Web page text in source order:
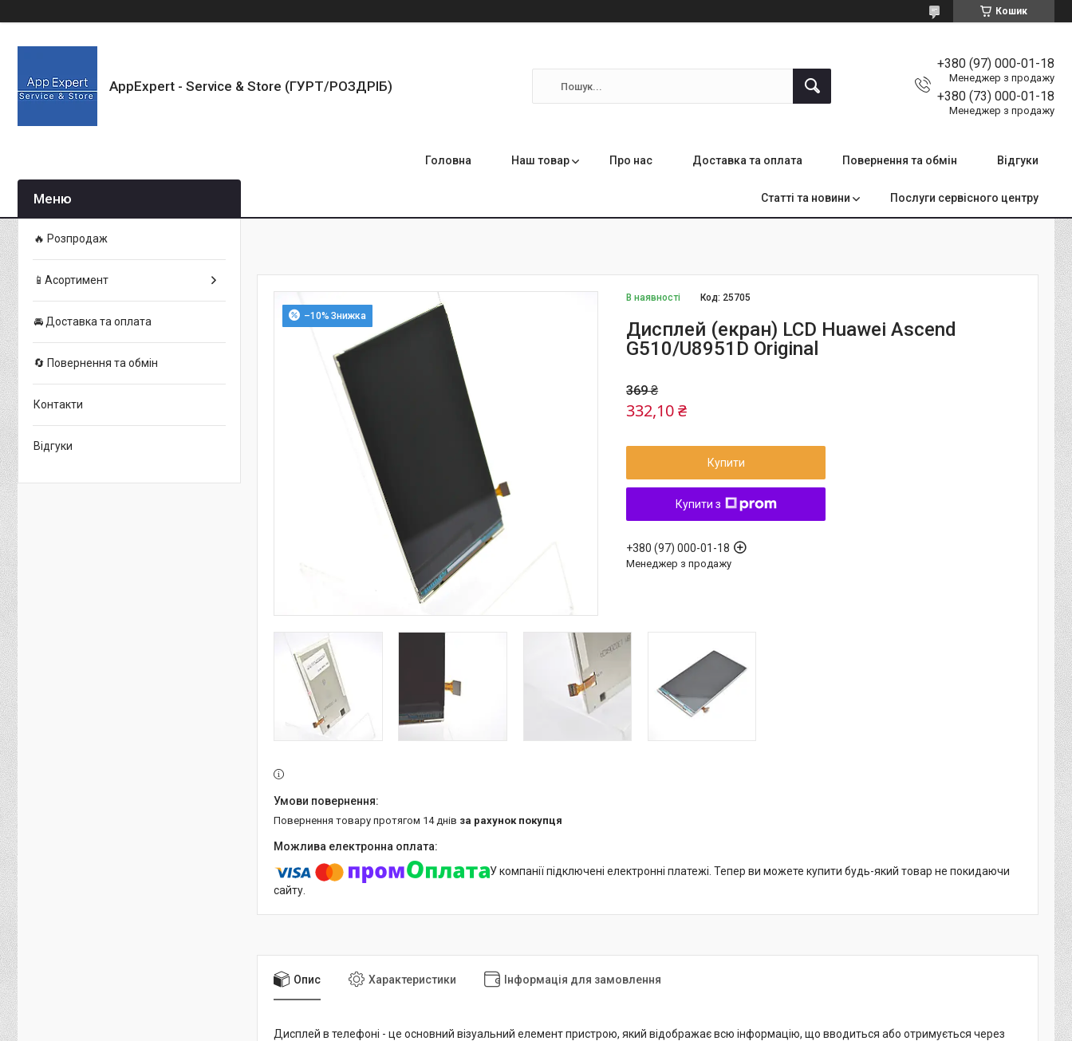
Кошик
AppExpert - Service & Store (ГУРТ/РОЗДРІБ)
+380 (97) 000-01-18
Менеджер з продажу
+380 (73) 000-01-18
Менеджер з продажу
Головна Наш товар Про нас Доставка та оплата Повернення та обмін Відгуки
Статті та новини Послуги сервісного центру
–10%
В наявності Код: 25705
Дисплей (екран) LCD Huawei Ascend
G510/U8951D Original
369 ₴
332,10 ₴
Купити
Купити з
+380 (97) 000-01-18
Менеджер з продажу
повернення товару протягом 14 днів за рахунок покупця
У компанії підключені електронні платежі. Тепер ви можете купити будь-який товар не покидаючи
сайту.
Опис Характеристики Інформація для замовлення
Дисплей в телефоні - це основний візуальний елемент пристрою, який відображає всю інформацію, що вводиться або отримується через
🔥 Розпродаж
📱Асортимент
🚘 Доставка та оплата
🔄 Повернення та обмін
Контакти
Відгуки